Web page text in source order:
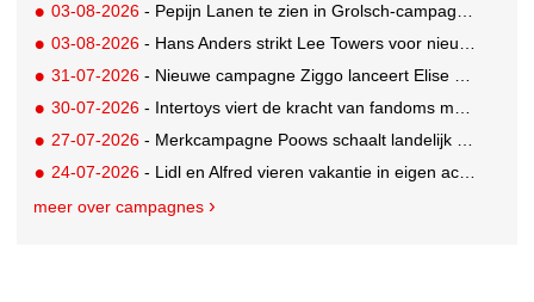
03-08-2026 - Pepijn Lanen te zien in Grolsch-campagne voor nieuwe Grolsch CAL
03-08-2026 - Hans Anders strikt Lee Towers voor nieuwe campagne
31-07-2026 - Nieuwe campagne Ziggo lanceert Elise Schaap als expert over de Nederlandse voetbalbeleving
30-07-2026 - Intertoys viert de kracht van fandoms met nieuwe social media campagne rondom Olivia Rodrigo
27-07-2026 - Merkcampagne Poows schaalt landelijk op met gerichte Out of Home strategie
24-07-2026 - Lidl en Alfred vieren vakantie in eigen achtertuin
meer over campagnes